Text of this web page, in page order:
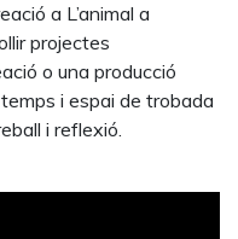
a L’animal a
projectes
o una producció
i espai de trobada
i reflexió.